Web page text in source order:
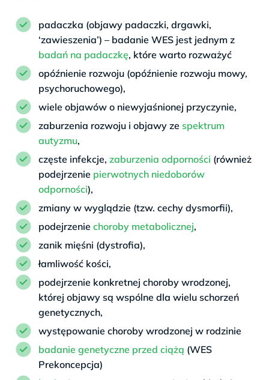
padaczka (objawy padaczki, drgawki,
‘zawieszenia’) – badanie WES jest jednym z
badań na padaczkę, które warto rozważyć
opóźnienie rozwoju (opóźnienie rozwoju mowy,
psychoruchowego),
wiele objawów o niewyjaśnionej przyczynie,
zaburzenia rozwoju i objawy ze spektrum
autyzmu,
częste infekcje, zaburzenia odporności (również
podejrzenie pierwotnych niedoborów
odporności),
zmiany w wyglądzie (tzw. cechy dysmorfii),
podejrzenie choroby metabolicznej,
zanik mięśni (dystrofia),
łamliwość kości,
podejrzenie konkretnej choroby wrodzonej,
której objawy są wspólne dla wielu schorzeń
genetycznych,
występowanie choroby wrodzonej w rodzinie
badanie genetyczne przed ciążą (WES
Prekoncepcja)